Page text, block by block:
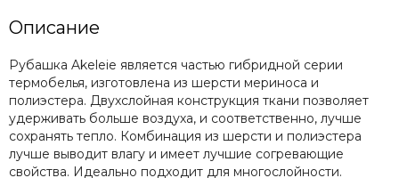
Описание
Рубашка Akeleie является частью гибридной серии
термобелья, изготовлена из шерсти мериноса и
полиэстера. Двухслойная конструкция ткани позволяет
удерживать больше воздуха, и соответственно, лучше
сохранять тепло. Комбинация из шерсти и полиэстера
лучше выводит влагу и имеет лучшие согревающие
свойства. Идеально подходит для многослойности.